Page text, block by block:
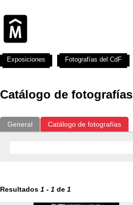
Catálogo de fotografías
General Catálogo de fotografías
Resultados 1 - 1 de 1
Exposiciones Fotografías del CdF